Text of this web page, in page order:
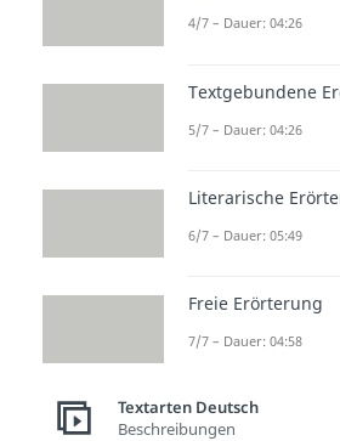
4/7 – Dauer: 04:26
Textgebundene
5/7 – Dauer: 04:26
Literarische
6/7 – Dauer: 05:49
Freie Erörterung
7/7 – Dauer: 04:58
Textarten Deutsch
Beschreibungen